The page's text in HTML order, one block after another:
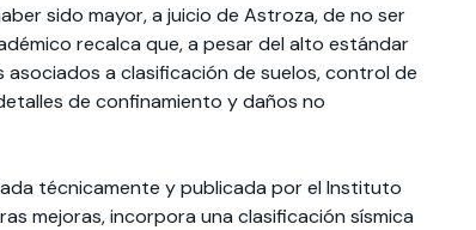
sido mayor, a juicio de Astroza, de no ser
recalca que, a pesar del alto estándar
a clasificación de suelos, control de
de confinamiento y daños no
técnicamente y publicada por el Instituto
mejoras, incorpora una clasificación sísmica